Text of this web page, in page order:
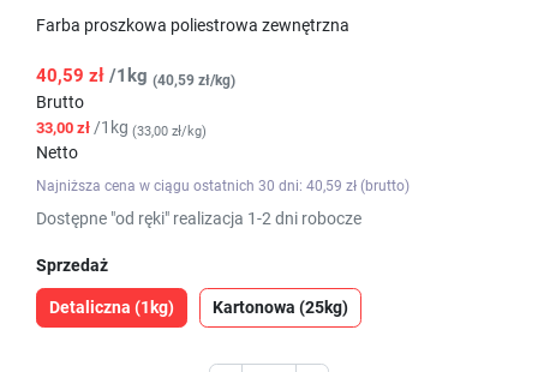
Farba proszkowa poliestrowa zewnętrzna
40,59 zł /1kg (40,59 zł/kg)
Brutto
33,00 zł /1kg (33,00 zł/kg)
Netto
Najniższa cena w ciągu ostatnich 30 dni: 40,59 zł (brutto)
Dostępne "od ręki" realizacja 1-2 dni robocze
Sprzedaż
Detaliczna (1kg) Kartonowa (25kg)